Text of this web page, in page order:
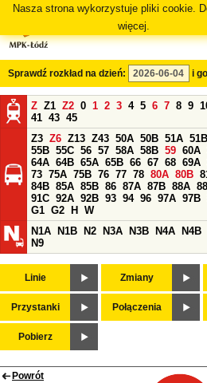
Nasza strona wykorzystuje pliki cookie.
więcej.
Sprawdź rozkład na dzień: i
Z Z1 Z2 0 1 2 3 4 5 6 7 8 9
41 43 45
Z3 Z6 Z13 Z43 50A 50B 51A 51B
55B 55C 56 57 58A 58B 59 60A
64A 64B 65A 65B 66 67 68 69A
73 75A 75B 76 77 78 80A 80B
84B 85A 85B 86 87A 87B 88A
91C 92A 92B 93 94 96 97A 97B
G1 G2 H
W
N1A
N1B N2 N3A N3B N4A N4B
N9
Linie Zmiany
Przystanki Połączenia
Pobierz
Powrót